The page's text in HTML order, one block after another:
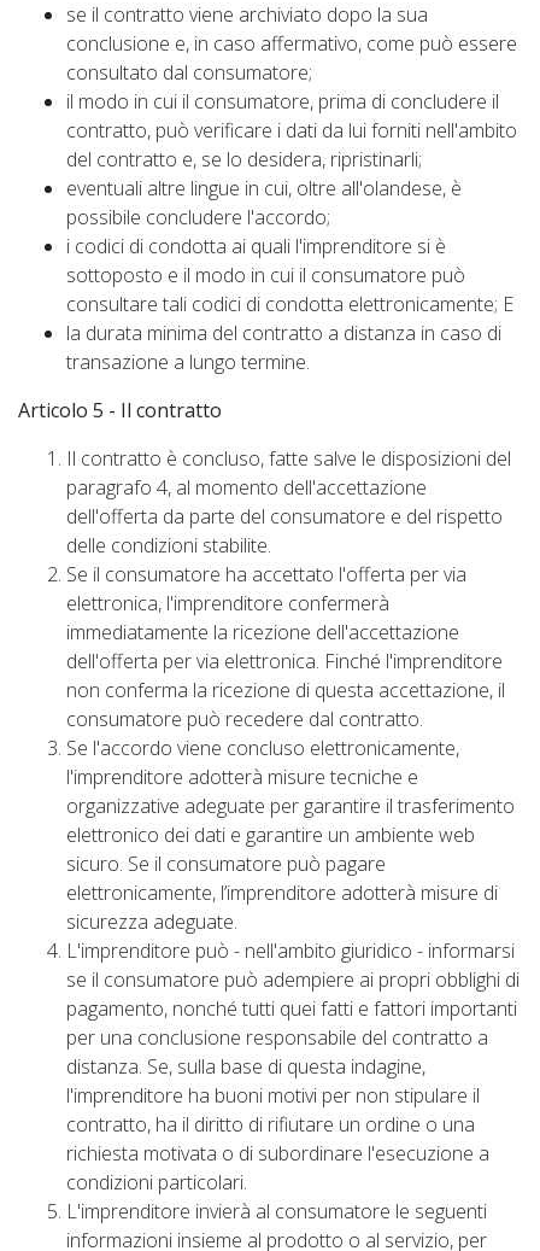
se il contratto viene archiviato dopo la sua
conclusione e, in caso affermativo, come può essere
consultato dal consumatore;
il modo in cui il consumatore, prima di concludere il
contratto, può verificare i dati da lui forniti nell'ambito
del contratto e, se lo desidera, ripristinarli;
eventuali altre lingue in cui, oltre all'olandese, è
possibile concludere l'accordo;
i codici di condotta ai quali l'imprenditore si è
sottoposto e il modo in cui il consumatore può
consultare tali codici di condotta elettronicamente; E
la durata minima del contratto a distanza in caso di
transazione a lungo termine.
Articolo 5 - Il contratto
Il contratto è concluso, fatte salve le disposizioni del
paragrafo 4, al momento dell'accettazione
dell'offerta da parte del consumatore e del rispetto
delle condizioni stabilite.
Se il consumatore ha accettato l'offerta per via
elettronica, l'imprenditore confermerà
immediatamente la ricezione dell'accettazione
dell'offerta per via elettronica. Finché l'imprenditore
non conferma la ricezione di questa accettazione, il
consumatore può recedere dal contratto.
Se l'accordo viene concluso elettronicamente,
l'imprenditore adotterà misure tecniche e
organizzative adeguate per garantire il trasferimento
elettronico dei dati e garantire un ambiente web
sicuro. Se il consumatore può pagare
elettronicamente, l’imprenditore adotterà misure di
sicurezza adeguate.
L'imprenditore può - nell'ambito giuridico - informarsi
se il consumatore può adempiere ai propri obblighi di
pagamento, nonché tutti quei fatti e fattori importanti
per una conclusione responsabile del contratto a
distanza. Se, sulla base di questa indagine,
l'imprenditore ha buoni motivi per non stipulare il
contratto, ha il diritto di rifiutare un ordine o una
richiesta motivata o di subordinare l'esecuzione a
condizioni particolari.
L'imprenditore invierà al consumatore le seguenti
informazioni insieme al prodotto o al servizio, per